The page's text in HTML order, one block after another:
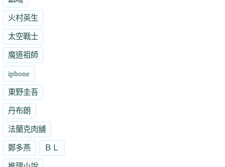
火村英生
太空戰士
魔道祖師
iphone
東野圭吾
丹布朗
法蘭克肉舖
鄭多燕 ＢＬ